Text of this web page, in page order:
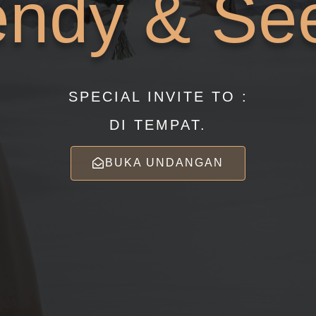
&
SPECIAL INVITE TO :
DI TEMPAT.
BUKA UNDANGAN